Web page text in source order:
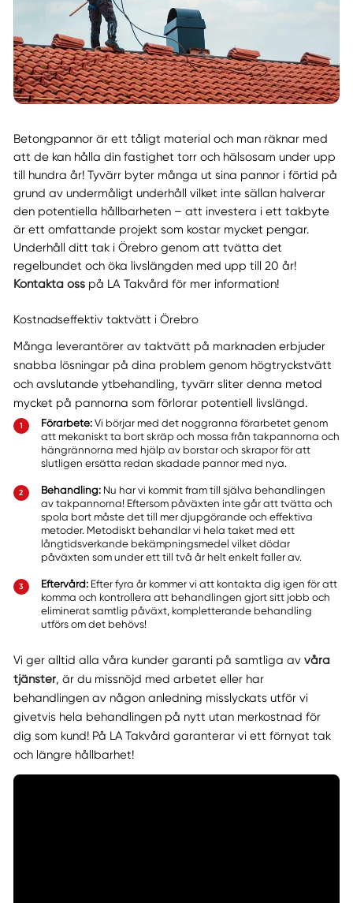
Betongpannor är ett tåligt material och man räknar med
att de kan hålla din fastighet torr och hälsosam under upp
till hundra år! Tyvärr byter många ut sina pannor i förtid på
grund av undermåligt underhåll vilket inte sällan halverar
den potentiella hållbarheten – att investera i ett takbyte
är ett omfattande projekt som kostar mycket pengar.
Underhåll ditt tak i Örebro genom att tvätta det
regelbundet och öka livslängden med upp till 20 år!
Kontakta osspå LA Takvård för mer information!
Kostnadseffektiv taktvätt i Örebro
Många leverantörer av taktvätt på marknaden erbjuder
snabba lösningar på dina problem genom högtryckstvätt
och avslutande ytbehandling, tyvärr sliter denna metod
mycket på pannorna som förlorar potentiell livslängd.
Förarbete:Vi börjar med det noggranna förarbetet genom
att mekaniskt ta bort skräp och mossa från takpannorna och
hängrännorna med hjälp av borstar och skrapor för att
slutligen ersätta redan skadade pannor med nya.
Behandling:Nu har vi kommit fram till själva behandlingen
av takpannorna! Eftersom påväxten inte går att tvätta och
spola bort måste det till mer djupgörande och effektiva
metoder. Metodiskt behandlar vi hela taket med ett
långtidsverkande bekämpningsmedel vilket dödar
påväxten som under ett till två år helt enkelt faller av.
Eftervård: Efter fyra år kommer vi att kontakta dig igen för att
komma och kontrollera att behandlingen gjort sitt jobb och
eliminerat samtlig påväxt, kompletterande behandling
utförs om det behövs!
Vi ger alltid alla våra kunder garanti på samtliga av våra
tjänster, är du missnöjd med arbetet eller har
behandlingen av någon anledning misslyckats utför vi
givetvis hela behandlingen på nytt utan merkostnad för
dig som kund! På LA Takvård garanterar vi ett förnyat tak
och längre hållbarhet!